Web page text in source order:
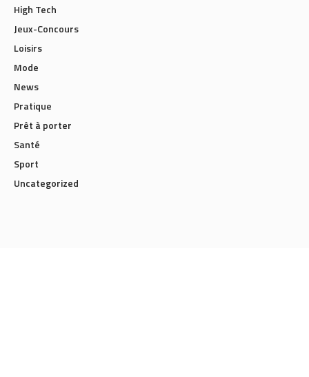
High Tech
Jeux-Concours
Loisirs
Mode
News
Pratique
Prêt à porter
Santé
Sport
Uncategorized